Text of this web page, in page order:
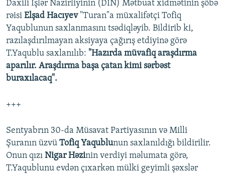
720p 1080p
1080p
Daxili İşlər Nazirliyinin (DİN) Mətbuat xidmətinin şöbə
rəisi Elşad Hacıyev"Turan"a müxalifətçi Tofiq
Yaqublunun saxlanmasını tsədiqləyib. Bildirib ki,
razılaşdırılmayan aksiyaya çağırış etdiyinə görə
T.Yaqublu saxlanılıb: "Hazırda müvafiq araşdırma
aparılır. Araşdırma başa çatan kimi sərbəst
buraxılacaq".
+++
Sentyabrın 30-da Müsavat Partiyasının və Milli
Şuranın üzvü Tofiq Yaqublunun saxlanıldığı bildirilir.
Onun qızı Nigar Həzinin verdiyi məlumata görə,
T.Yaqublunu evdən çıxarkən mülki geyimli şəxslər